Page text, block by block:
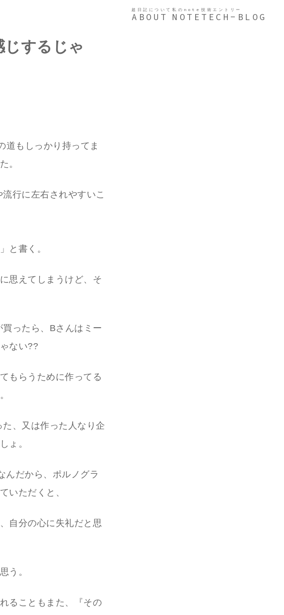
超日記について
ABOUT
私のnote
NOTE
技術エントリー
TECH-BLOG
するじゃ
道もしっかり持ってま
。
行に左右されやすいこ
と書く。
思えてしまうけど、そ
ったら、Bさんはミー
ない??
もらうために作ってる
、又は作った人なり企
ょ。
んだから、ポルノグラ
いただくと、
自分の心に失礼だと思
う。
ることもまた、『その